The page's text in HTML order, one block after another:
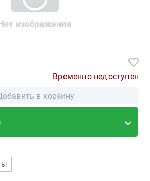
Временно недоступен
в корзину